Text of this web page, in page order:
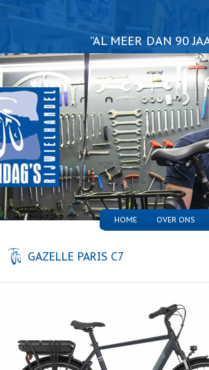
“AL MEER DAN 90
HOME OVER ONS
GAZELLE PARIS C7